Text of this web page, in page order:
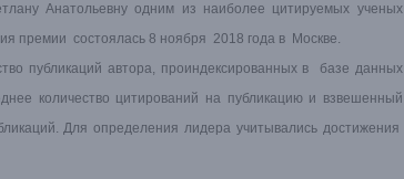
Анатольевну одним из наиболее цитируемых ученых
премии состоялась 8 ноября 2018 года в Москве.
публикаций автора, проиндексированных в базе данных
количество цитирований на публикацию и взвешенный
Для определения лидера учитывались достижения